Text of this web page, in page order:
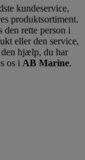
kundeservice,
produktsortiment.
den rette person i
eller den service,
den hjælp, du har
os i AB Marine.